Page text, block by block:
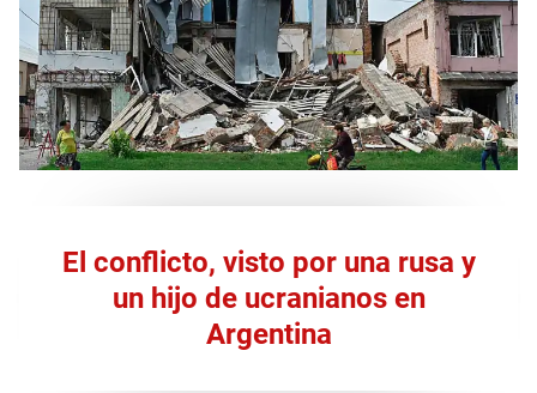
El conflicto, visto por una rusa y
un hijo de ucranianos en
Argentina